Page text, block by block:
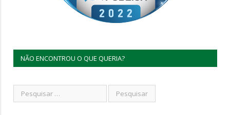
NÃO ENCONTROU O QUE QUERIA?